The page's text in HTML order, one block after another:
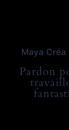
Maya Créa
Pardon